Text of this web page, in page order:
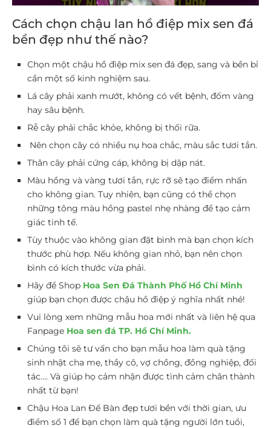
Cách chọn chậu lan hồ điệp mix sen đá
bền đẹp như thế nào?
Chọn một chậu hồ điệp mix sen đá đẹp, sang và bền bỉ
cần một số kinh nghiệm sau.
Lá cây phải xanh mướt, không có vết bệnh, đốm vàng
hay sâu bệnh.
Rễ cây phải chắc khỏe, không bị thối rữa.
Nên chọn cây có nhiều nụ hoa chắc, màu sắc tươi tắn.
Thân cây phải cứng cáp, không bị dập nát.
Màu hồng và vàng tươi tắn, rực rỡ sẽ tạo điểm nhấn
cho không gian. Tuy nhiên, bạn cũng có thể chọn
những tông màu hồng pastel nhẹ nhàng để tạo cảm
giác tinh tế.
Tùy thuộc vào không gian đặt bình mà bạn chọn kích
thước phù hợp. Nếu không gian nhỏ, bạn nên chọn
bình có kích thước vừa phải.
Hãy để Shop Hoa Sen Đá Thành Phố Hồ Chí Minh
giúp bạn chọn được chậu hồ điệp ý nghĩa nhất nhé!
Vui lòng xem những mẫu hoa mới nhất và liên hệ qua
Fanpage Hoa sen đá TP. Hồ Chí Minh.
Chúng tôi sẽ tư vấn cho bạn mẫu hoa làm quà tặng
sinh nhật cha mẹ, thầy cô, vợ chồng, đồng nghiệp, đối
tác…. Và giúp họ cảm nhận được tình cảm chân thành
nhất từ bạn!
Chậu Hoa Lan Để Bàn đẹp tươi bền với thời gian, ưu
điểm số 1 để bạn chọn làm quà tặng người lớn tuổi,